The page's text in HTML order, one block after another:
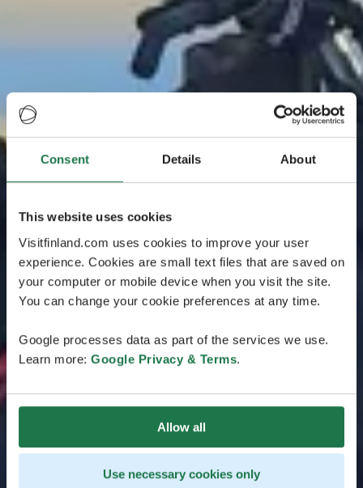
Consent Details About
This website uses cookies
Visitfinland.com uses cookies to improve your user
experience. Cookies are small text files that are saved on
your computer or mobile device when you visit the site.
You can change your cookie preferences at any time.
Google processes data as part of the services we use.
Learn more: Google Privacy & Terms.
Allow all
Use necessary cookies only